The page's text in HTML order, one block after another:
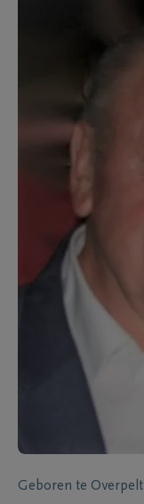
Geboren te Overpelt